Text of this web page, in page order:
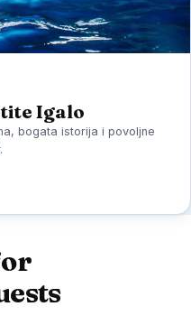
Igalo
bogata istorija i povoljne